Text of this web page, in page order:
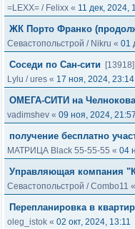
=LEXX= / Felixx « 11 дек, 2024,
ЖК Порто Франко
Севастопольстрой / Nikru « 01
Соседи по Сан-сити
[13918]
Lylu /ures « 17 ноя, 2024, 23:14
ОМЕГА-СИТИ на
vadimshev « 09 ноя, 2024, 21:57
получение бесплатно
МАТРИЦА Black 55-55-55 « 04
Управляющая компания
Севастопольстрой /Combo11 «
Перепланировка в
oleg_istok « 02 окт, 2024, 13:11